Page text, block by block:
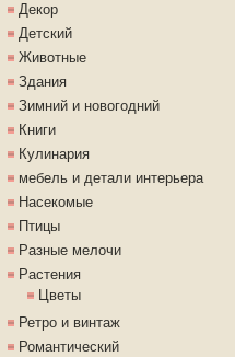
Декор
Детский
Животные
Здания
Зимний и новогодний
Книги
Кулинария
мебель и детали интерьера
Насекомые
Птицы
Разные мелочи
Растения
Цветы
Ретро и винтаж
Романтический